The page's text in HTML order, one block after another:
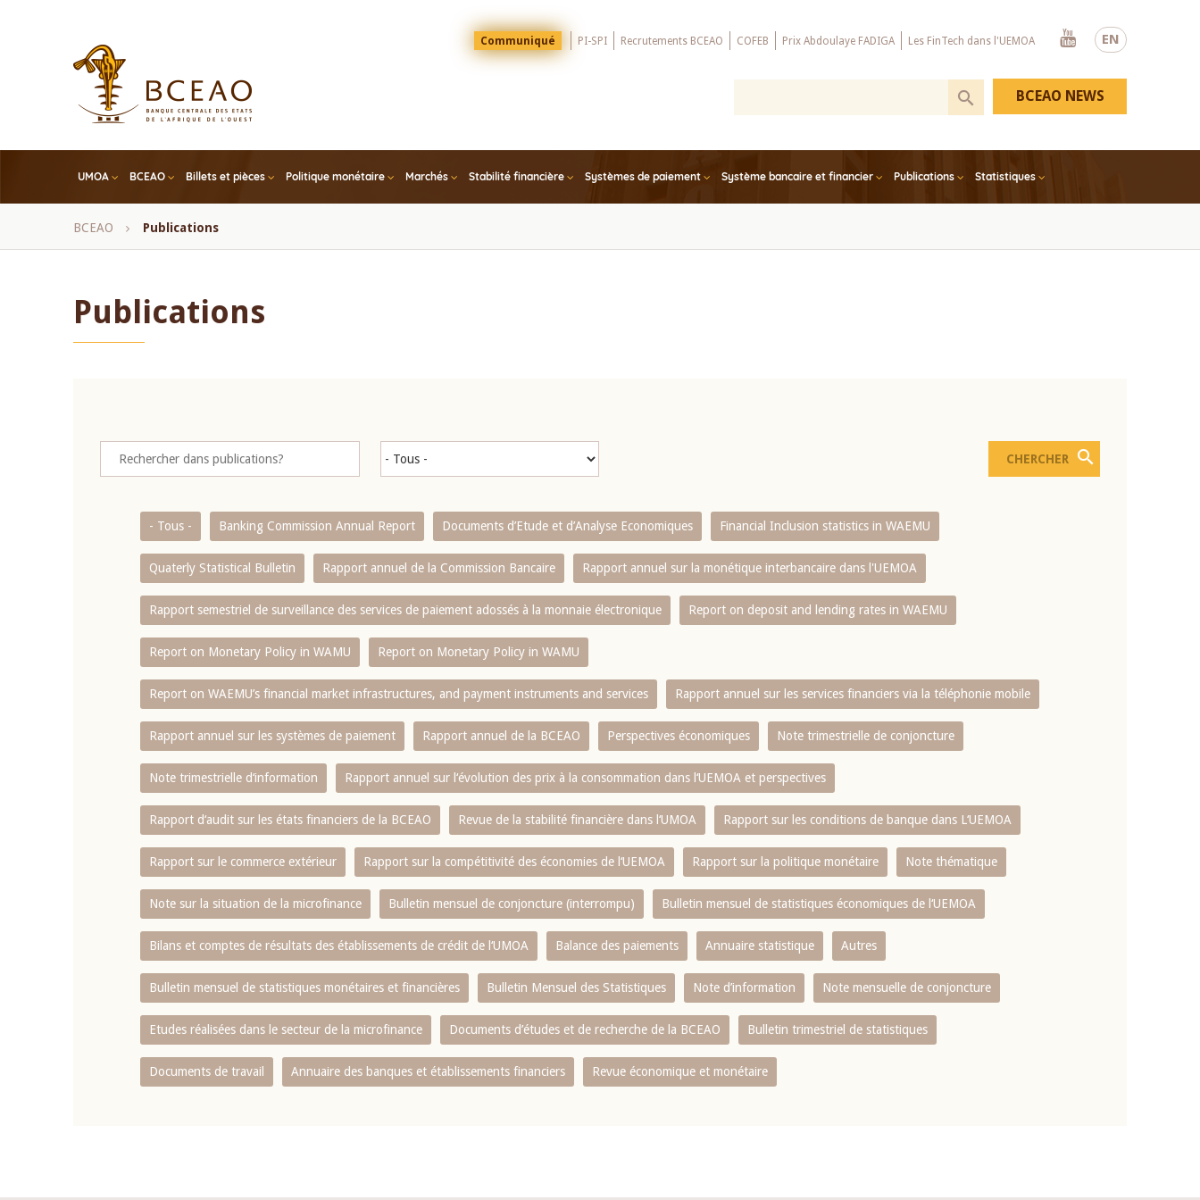
EN
Menu
Top
Communiqué PI-SPI Recrutements BCEAO COFEB Prix Abdoulaye FADIGA Les FinTech dans l'UEMOA
Youtube
UMOA BCEAO Billets et pièces Politique monétaire Marchés Stabilité financière Systèmes de paiement Système bancaire et financier Publications Statistiques
BCEAO NEWS
Fil
BCEAO Publications
Publications
- Tous - Banking Commission Annual Report Documents d’Etude et d’Analyse Economiques Financial Inclusion statistics in WAEMU
Quaterly Statistical Bulletin Rapport annuel de la Commission Bancaire Rapport annuel sur la monétique interbancaire dans l'UEMOA
Rapport semestriel de surveillance des services de paiement adossés à la monnaie électronique Report on deposit and lending rates in WAEMU
Report on Monetary Policy in WAMU Report on Monetary Policy in WAMU
Report on WAEMU’s financial market infrastructures, and payment instruments and services Rapport annuel sur les services financiers via la téléphonie mobile
Rapport annuel sur les systèmes de paiement Rapport annuel de la BCEAO Perspectives économiques Note trimestrielle de conjoncture
Note trimestrielle d‘information Rapport annuel sur l‘évolution des prix à la consommation dans l‘UEMOA et perspectives
Rapport d‘audit sur les états financiers de la BCEAO Revue de la stabilité financière dans l‘UMOA Rapport sur les conditions de banque dans L‘UEMOA
Rapport sur le commerce extérieur Rapport sur la compétitivité des économies de l‘UEMOA Rapport sur la politique monétaire Note thématique
Note sur la situation de la microfinance Bulletin mensuel de conjoncture (interrompu) Bulletin mensuel de statistiques économiques de l‘UEMOA
Bilans et comptes de résultats des établissements de crédit de l‘UMOA Balance des paiements Annuaire statistique Autres
Bulletin mensuel de statistiques monétaires et financières Bulletin Mensuel des Statistiques Note d’information Note mensuelle de conjoncture
Etudes réalisées dans le secteur de la microfinance Documents d’études et de recherche de la BCEAO Bulletin trimestriel de statistiques
Documents de travail Annuaire des banques et établissements financiers Revue économique et monétaire